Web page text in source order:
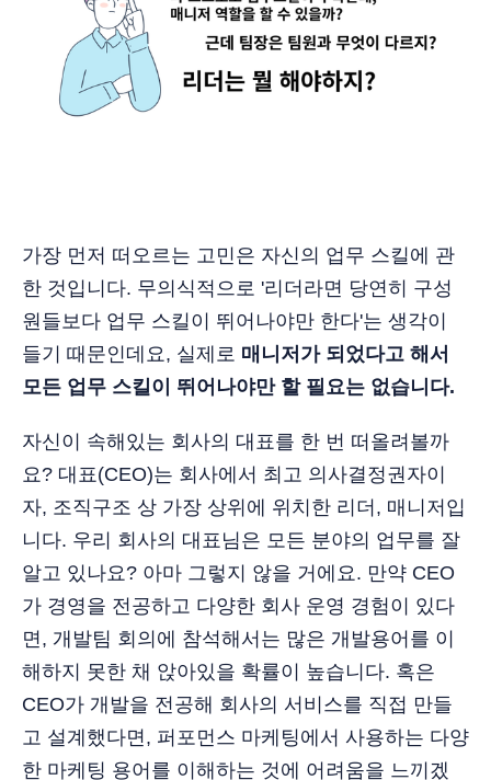
가장 먼저 떠오르는 고민은 자신의 업무 스킬에 관
한 것입니다. 무의식적으로 '리더라면 당연히 구성
원들보다 업무 스킬이 뛰어나야만 한다'는 생각이
들기 때문인데요, 실제로 매니저가 되었다고 해서
모든 업무 스킬이 뛰어나야만 할 필요는 없습니다.
자신이 속해있는 회사의 대표를 한 번 떠올려볼까
요? 대표(CEO)는 회사에서 최고 의사결정권자이
자, 조직구조 상 가장 상위에 위치한 리더, 매니저입
니다. 우리 회사의 대표님은 모든 분야의 업무를 잘
알고 있나요? 아마 그렇지 않을 거에요. 만약 CEO
가 경영을 전공하고 다양한 회사 운영 경험이 있다
면, 개발팀 회의에 참석해서는 많은 개발용어를 이
해하지 못한 채 앉아있을 확률이 높습니다. 혹은
CEO가 개발을 전공해 회사의 서비스를 직접 만들
고 설계했다면, 퍼포먼스 마케팅에서 사용하는 다양
한 마케팅 용어를 이해하는 것에 어려움을 느끼겠